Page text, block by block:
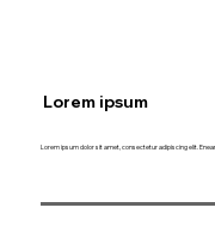
Lorem ipsum
Lorem ipsum dolor sit amet, consectetur adipiscing elit.